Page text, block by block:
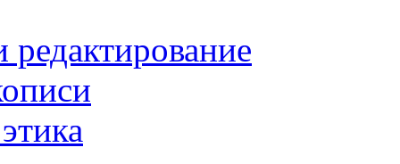
редактирование